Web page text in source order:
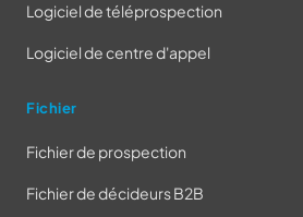
Logiciel de téléprospection
Logiciel de centre d'appel
Fichier
Fichier de prospection
Fichier de décideurs B2B